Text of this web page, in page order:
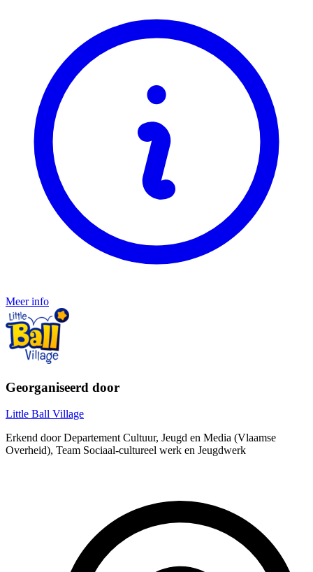
Meer info
Georganiseerd door
Little Ball Village
Erkend door Departement Cultuur, Jeugd en Media (Vlaamse
Overheid), Team Sociaal-cultureel werk en Jeugdwerk